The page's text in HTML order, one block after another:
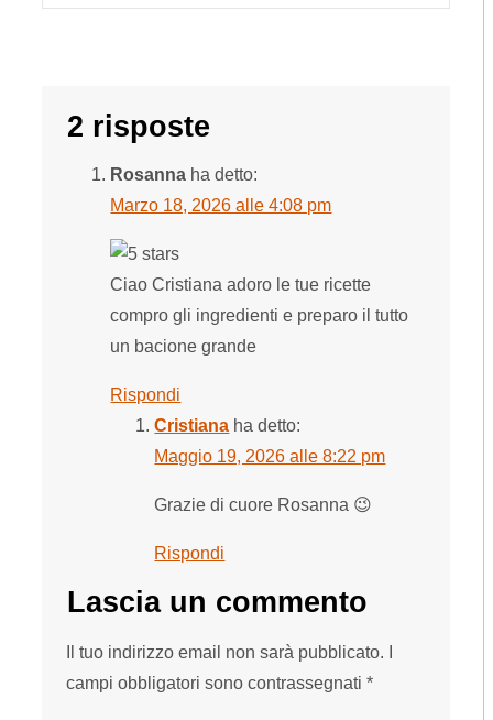
2 risposte
Rosanna ha detto:
Marzo 18, 2026 alle 4:08 pm
Ciao Cristiana adoro le tue ricette
compro gli ingredienti e preparo il tutto
un bacione grande
Rispondi
Cristiana ha detto:
Maggio 19, 2026 alle 8:22 pm
Grazie di cuore Rosanna 😉
Rispondi
Lascia un commento
Il tuo indirizzo email non sarà pubblicato.
campi obbligatori sono contrassegnati*